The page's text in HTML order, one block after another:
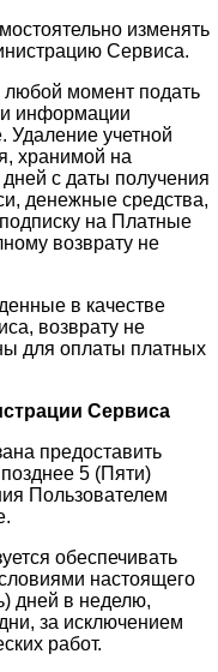
изменять
Сервиса.
любой момент подать
и информации
Удаление учетной
хранимой на
с даты получения
денежные средства,
на Платные
возврату не
в качестве
возврату не
для оплаты платных
Сервиса
предоставить
5 (Пяти)
Пользователем
обеспечивать
настоящего
дней в неделю,
за исключением
работ.